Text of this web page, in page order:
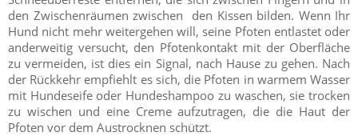
den Zwischenräumen zwischen den Kissen bilden. Wenn Ihr
Hund nicht mehr weitergehen will, seine Pfoten entlastet oder
anderweitig versucht, den Pfotenkontakt mit der Oberfläche
zu vermeiden, ist dies ein Signal, nach Hause zu gehen. Nach
der Rückkehr empfiehlt es sich, die Pfoten in warmem Wasser
mit Hundeseife oder Hundeshampoo zu waschen, sie trocken
zu wischen und eine Creme aufzutragen, die die Haut der
Pfoten vor dem Austrocknen schützt.